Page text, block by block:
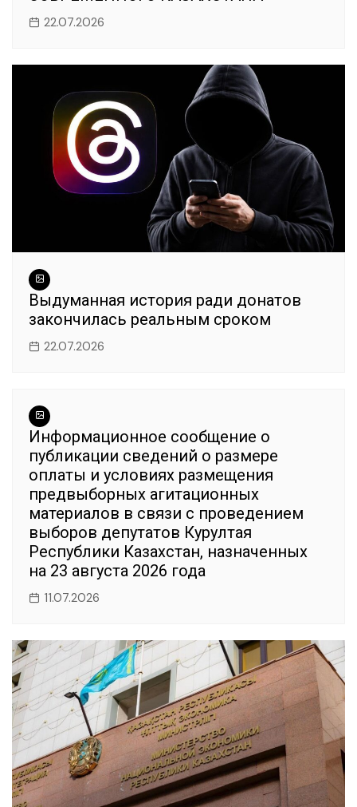
22.07.2026
Выдуманная история ради донатов
закончилась реальным сроком
22.07.2026
Информационное сообщение о
публикации сведений о размере
оплаты и условиях размещения
предвыборных агитационных
материалов в связи с проведением
выборов депутатов Курултая
Республики Казахстан, назначенных
на 23 августа 2026 года
11.07.2026